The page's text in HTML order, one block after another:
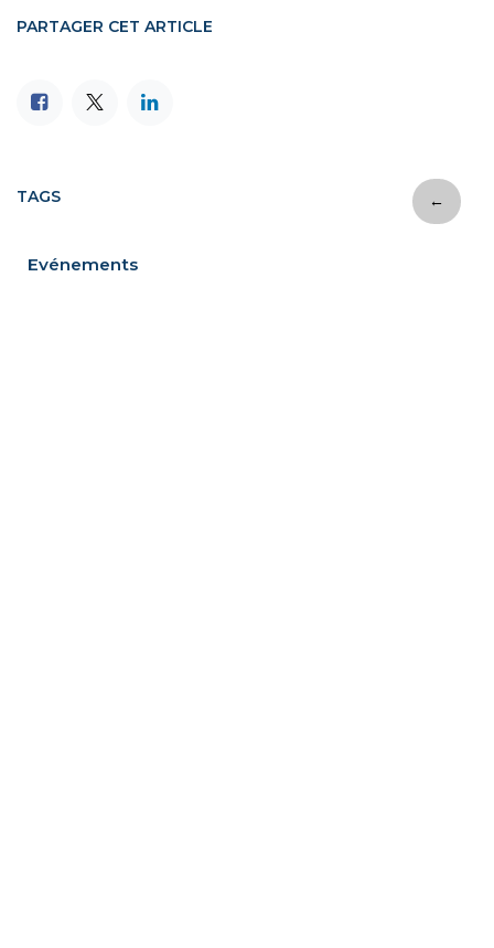
PARTAGER CET ARTICLE
TAGS
Evénements
←